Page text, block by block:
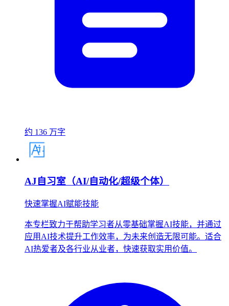
约 136 万字
AJ自习室（AI/自动化/超级个体）
快速掌握AI赋能技能
本专栏致力于帮助学习者从零基础掌握AI技能，并通过
应用AI技术提升工作效率，为未来创造无限可能。适合
AI热爱者及各行业从业者，快速获取实用价值。